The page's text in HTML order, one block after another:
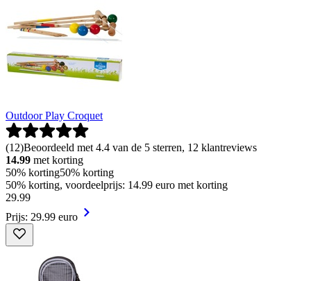
Outdoor Play Croquet
(12)Beoordeeld met 4.4 van de 5 sterren, 12 klantreviews
14.99 met korting
50% korting50% korting
50% korting, voordeelprijs: 14.99 euro met korting
29.99
Prijs: 29.99 euro